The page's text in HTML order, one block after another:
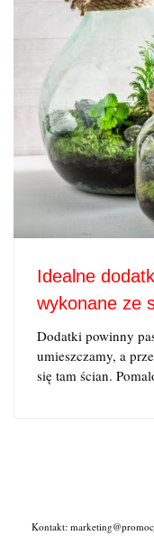
Idealne
wykonane ze
Dodatki powinny
umieszczamy, a
się tam ścian.
Kontakt: